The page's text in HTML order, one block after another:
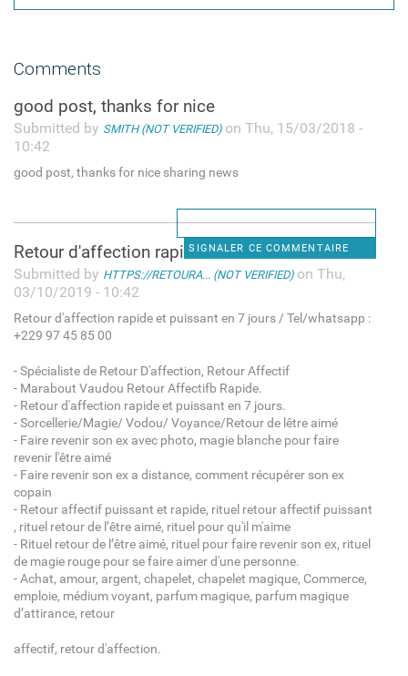
Comments
good post, thanks for nice
Submitted by SMITH (NOT VERIFIED)on Thu, 15/03/2018 -
10:42
good post, thanks for nice sharing news
SIGNALER CE COMMENTAIRE
Retour d'affection rapide et
Submitted by HTTPS://RETOURA... (NOT VERIFIED)on Thu,
03/10/2019 - 10:42
Retour d'affection rapide et puissant en 7 jours / Tel/whatsapp :
+229 97 45 85 00
- Spécialiste de Retour D'affection, Retour Affectif
- Marabout Vaudou Retour Affectifb Rapide.
- Retour d'affection rapide et puissant en 7 jours.
- Sorcellerie/Magie/ Vodou/ Voyance/Retour de lêtre aimé
- Faire revenir son ex avec photo, magie blanche pour faire
revenir l'être aimé
- Faire revenir son ex a distance, comment récupérer son ex
copain
- Retour affectif puissant et rapide, rituel retour affectif puissant
, rituel retour de l’être aimé, rituel pour qu'il m'aime
- Rituel retour de l’être aimé, rituel pour faire revenir son ex, rituel
de magie rouge pour se faire aimer d'une personne.
- Achat, amour, argent, chapelet, chapelet magique, Commerce,
emploie, médium voyant, parfum magique, parfum magique
d’attirance, retour
affectif, retour d'affection.